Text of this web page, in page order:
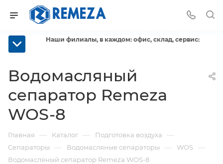
Наши филиалы, в каждом: офис, склад, сервис:
Водомасляный
сепаратор Remeza
WOS-8
Главная — Каталог — Подготовка воздуха —
Сепараторы — Водомасляные сепараторы — WOS —
Водомасляный сепаратор Remeza WOS-8